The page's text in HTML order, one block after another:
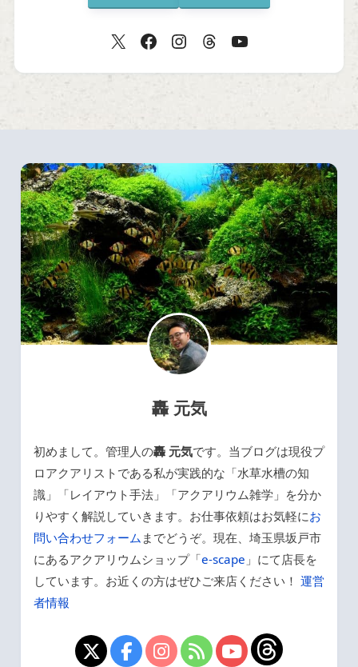
轟 元気
初めまして。管理人の轟 元気です。当ブログは現役プ
ロアクアリストである私が実践的な「水草水槽の知
識」「レイアウト手法」「アクアリウム雑学」を分か
りやすく解説していきます。お仕事依頼はお気軽にお
問い合わせフォーム までどうぞ。現在、埼玉県坂戸市
にあるアクアリウムショップ「e-scape 」にて店長を
しています。お近くの方はぜひご来店ください！ 運営
者情報